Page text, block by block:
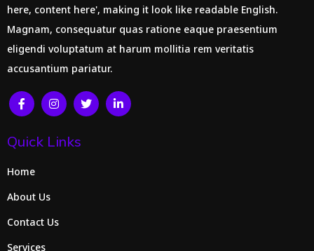
here, content here', making it look like readable English.
Magnam, consequatur quas ratione eaque praesentium
eligendi voluptatum at harum mollitia rem veritatis
accusantium pariatur.
Quick Links
Home
About Us
Contact Us
Services